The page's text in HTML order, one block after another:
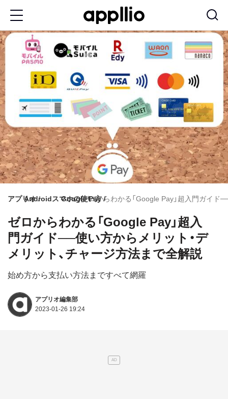
ン
ン
テ
ン
ツ
に
移
動
アプリオAndroidスマホの使い方
Google Payゼロからわかる「Google Pay」超入門ガイド
ゼロからわかる「Google Pay」超入
門ガイド──使い方からメリット・デ
メリット、チャージ方法まで全解説
始め方から支払い方法まですべて網羅
アプリオ編集部
2023-01-26 19:24